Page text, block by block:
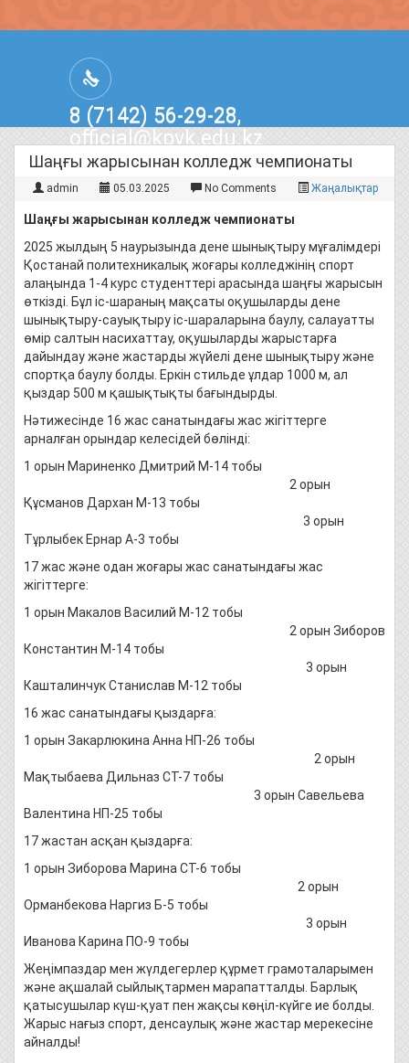
8 (7142) 56-29-28,
official@kpvk.edu.kz
г.Костанай, Проспект Кобыланды
Батыра, 3
Шаңғы жарысынан колледж чемпионаты
admin 05.03.2025 No Comments Жаңалықтар
Шаңғы жарысынан колледж чемпионаты
2025 жылдың 5 наурызында дене шынықтыру мұғалімдері
Қостанай политехникалық жоғары колледжінің спорт
алаңында 1-4 курс студенттері арасында шаңғы жарысын
өткізді. Бұл іс-шараның мақсаты оқушыларды дене
шынықтыру-сауықтыру іс-шараларына баулу, салауатты
өмір салтын насихаттау, оқушыларды жарыстарға
дайындау және жастарды жүйелі дене шынықтыру және
спортқа баулу болды. Еркін стильде ұлдар 1000 м, ал
қыздар 500 м қашықтықты бағындырды.
Нәтижесінде 16 жас санатындағы жас жігіттерге
арналған орындар келесідей бөлінді:
1 орын Мариненко Дмитрий М-14 тобы
2 орын
Құсманов Дархан М-13 тобы
3 орын
Тұрлыбек Ернар А-3 тобы
17 жас және одан жоғары жас санатындағы жас
жігіттерге:
1 орын Макалов Василий М-12 тобы
2 орын Зиборов
Константин М-14 тобы
3 орын
Кашталинчук Станислав М-12 тобы
16 жас санатындағы қыздарға:
1 орын Закарлюкина Анна НП-26 тобы
2 орын
Мақтыбаева Дильназ СТ-7 тобы
3 орын Савельева
Валентина НП-25 тобы
17 жастан асқан қыздарға:
1 орын Зиборова Марина СТ-6 тобы
2 орын
Орманбекова Наргиз Б-5 тобы
3 орын
Иванова Карина ПО-9 тобы
Жеңімпаздар мен жүлдегерлер құрмет грамоталарымен
және ақшалай сыйлықтармен марапатталды. Барлық
қатысушылар күш-қуат пен жақсы көңіл-күйге ие болды.
Жарыс нағыз спорт, денсаулық және жастар мерекесіне
айналды!